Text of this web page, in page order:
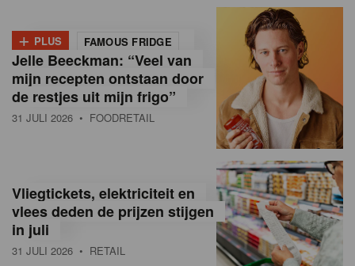
n
B
e
g
ë
+ PLUS FAMOUS FRIDGE
Jelle Beeckman: “Veel van
mijn recepten ontstaan door
de restjes uit mijn frigo”
31 JULI 2026 • FOODRETAIL
Vliegtickets, elektriciteit en
vlees deden de prijzen stijgen
in juli
31 JULI 2026 • RETAIL